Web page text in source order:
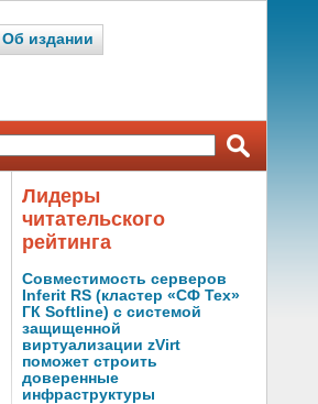
Об издании
Лидеры
читательского
рейтинга
Совместимость серверов
Inferit RS (кластер «СФ Тех»
ГК Softline) с системой
защищенной
виртуализации zVirt
поможет строить
доверенные
инфраструктуры